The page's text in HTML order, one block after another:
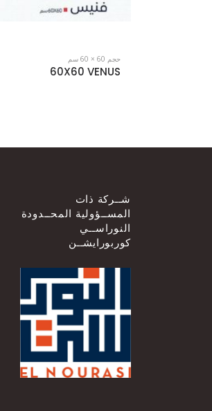
حجم 60 × 60 سم
60X60 VALENSIA
شــركة ذات
المســؤولية المحــدودة
النوراســي
كوربورايشــن